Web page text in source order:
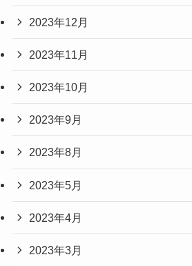
2023年12月
2023年11月
2023年10月
2023年9月
2023年8月
2023年5月
2023年4月
2023年3月